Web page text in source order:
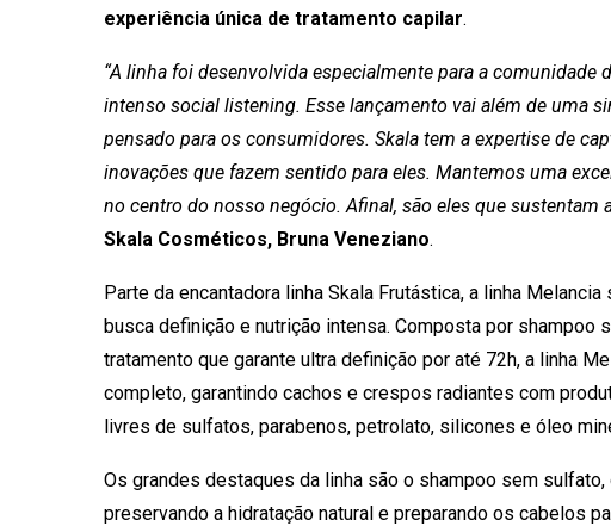
experiência única de tratamento capilar.
“A linha foi desenvolvida especialmente para a comunidade
intenso social listening. Esse lançamento vai além de uma
pensado para os consumidores. Skala tem a expertise de
inovações que fazem sentido para eles. Mantemos uma
no centro do nosso negócio. Afinal, são eles que sustentam
Skala Cosméticos, Bruna Veneziano.
Parte da encantadora linha Skala Frutástica, a linha
busca definição e nutrição intensa. Composta por
tratamento que garante ultra definição por até 72h, a linha
completo, garantindo cachos e crespos radiantes com
livres de sulfatos, parabenos, petrolato, silicones e óleo
Os grandes destaques da linha são o shampoo sem
preservando a hidratação natural e preparando os cabelos